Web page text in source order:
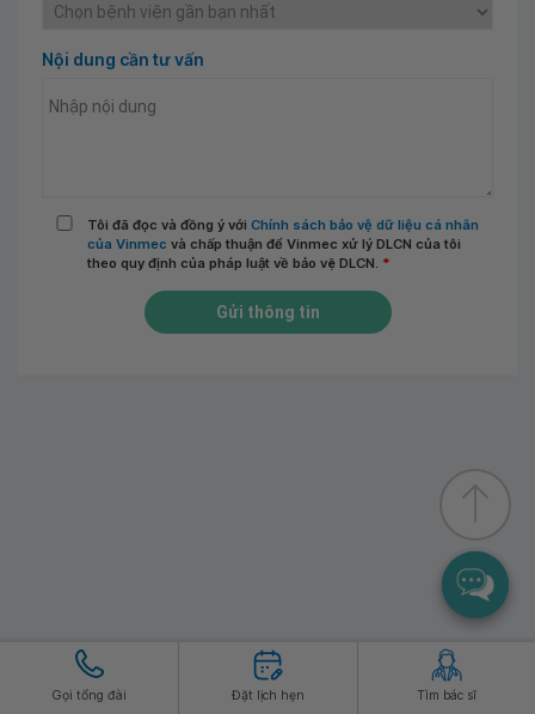
Nội dung cần tư vấn
Tôi đã đọc và đồng ý với Chính sách bảo vệ dữ liệu cá nhân
của Vinmec và chấp thuận để Vinmec xử lý DLCN của tôi
theo quy định của pháp luật về bảo vệ DLCN. *
Gửi thông tin
Gọi tổng đài Đặt lịch hẹn Tìm bác sĩ
Hệ thống Vinmec Dịch vụ